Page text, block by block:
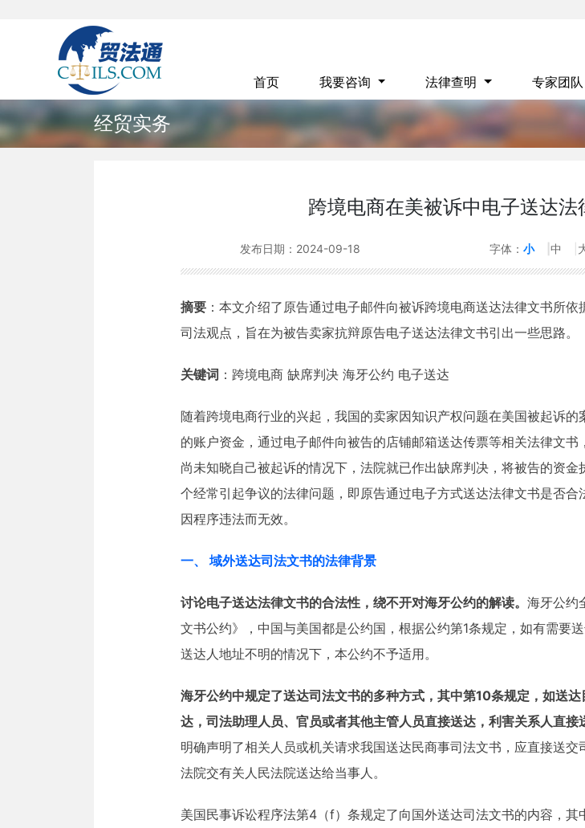
首页 我要咨询 法律查明 专家团队
经贸实务
跨境电商在美被诉中电子送达
发布日期： 2024-09-18 字体： 小 中
摘要：本文介绍了原告通过电子邮件向被诉跨境电商送达法律文书所
司法观点，旨在为被告卖家抗辩原告电子送达法律文书引出一些思路。
关键词 ：跨境电商 缺席判决 海牙公约 电子送达
随着跨境电商行业的兴起，我国的卖家因知识产权问题在美国被起诉
的账户资金，通过电子邮件向被告的店铺邮箱送达传票等相关法律文
尚未知晓自己被起诉的情况下，法院就已作出缺席判决，将被告的资
个经常引起争议的法律问题，即原告通过电子方式送达法律文书是否
因程序违法而无效。
一、 域外送达司法文书的法律背景
讨论电子送达法律文书的合法性，绕不开对海牙公约的解读。 海牙公约
文书公约》，中国与美国都是公约国，根据公约第1条规定，如有需要
送达人地址不明的情况下，本公约不予适用。
海牙公约中规定了送达司法文书的多种方式，其中第10条规定，如送
达，司法助理人员、官员或者其他主管人员直接送达，利害关系人直接
明确声明了相关人员或机关请求我国送达民商事司法文书，应直接送
法院交有关人民法院送达给当事人。
美国民事诉讼程序法第4（f）条规定了向国外送达司法文书的内容，